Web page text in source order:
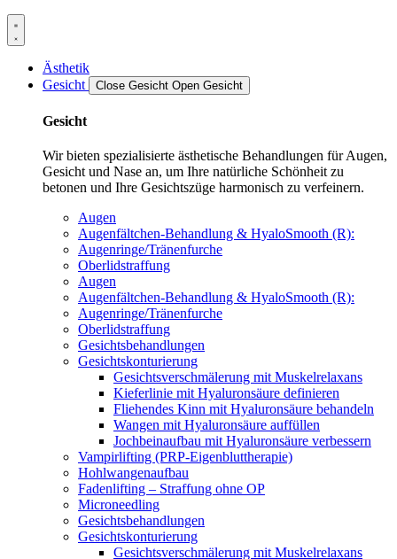
Ästhetik
Gesicht
Close Gesicht Open Gesicht
Gesicht
Wir bieten spezialisierte ästhetische Behandlungen für Augen,
Gesicht und Nase an, um Ihre natürliche Schönheit zu
betonen und Ihre Gesichtszüge harmonisch zu verfeinern.
Augen
Augenfältchen-Behandlung & HyaloSmooth (R):
Augenringe/Tränenfurche
Oberlidstraffung
Augen
Augenfältchen-Behandlung & HyaloSmooth (R):
Augenringe/Tränenfurche
Oberlidstraffung
Gesichtsbehandlungen
Gesichtskonturierung
Gesichtsverschmälerung mit Muskelrelaxans
Kieferlinie mit Hyaluronsäure definieren
Fliehendes Kinn mit Hyaluronsäure behandeln
Wangen mit Hyaluronsäure auffüllen
Jochbeinaufbau mit Hyaluronsäure verbessern
Vampirlifting (PRP-Eigenbluttherapie)
Hohlwangenaufbau
Fadenlifting – Straffung ohne OP
Microneedling
Gesichtsbehandlungen
Gesichtskonturierung
Gesichtsverschmälerung mit Muskelrelaxans